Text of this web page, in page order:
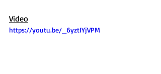
Video
https://youtu.be/_6yztIYjVPM